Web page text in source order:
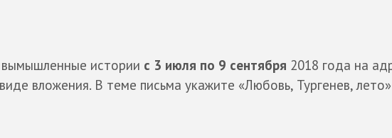
истории с 3 июля по 9 сентября 2018 года на
вложения. В теме письма укажите «Любовь, Тургенев,